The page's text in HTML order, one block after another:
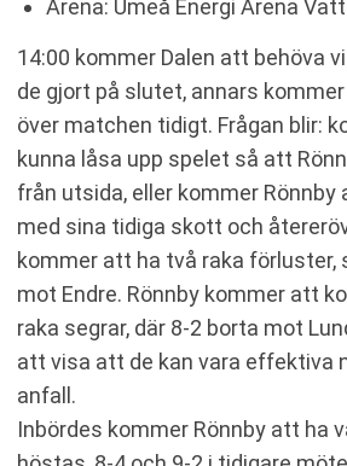
Arena: Umeå Energi Arena
14:00 kommer Dalen att behöva
de gjort på slutet, annars
över matchen tidigt. Frågan blir:
kunna låsa upp spelet så att
från utsida, eller kommer Rönnby
med sina tidiga skott och
kommer att ha två raka förluster,
mot Endre. Rönnby kommer att
raka segrar, där 8-2 borta mot
att visa att de kan vara effektiva
anfall.
Inbördes kommer Rönnby att ha